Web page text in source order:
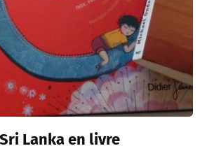
Lanka en livre